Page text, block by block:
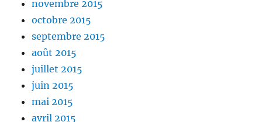
novembre 2015
octobre 2015
septembre 2015
août 2015
juillet 2015
juin 2015
mai 2015
avril 2015